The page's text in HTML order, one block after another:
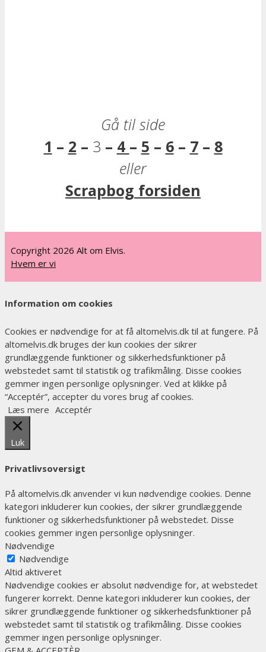
Gå til side
1 – 2 – 3 – 4 – 5 – 6– 7– 8
eller
Scrapbog forsiden
Copyright 2026 Alt om Elvis.
Hvem er vi
Information om cookies
Cookies er nødvendige for at få altomelvis.dk til at fungere. På
altomelvis.dk bruges der kun cookies der sikrer
grundlæggende funktioner og sikkerhedsfunktioner på
webstedet samt til statistik og trafikmåling. Disse cookies
gemmer ingen personlige oplysninger. Ved at klikke på
“Acceptér”, accepter du vores brug af cookies.
Læs mere Acceptér
Luk
Privatlivsoversigt
På altomelvis.dk anvender vi kun nødvendige cookies. Denne
kategori inkluderer kun cookies, der sikrer grundlæggende
funktioner og sikkerhedsfunktioner på webstedet. Disse
cookies gemmer ingen personlige oplysninger.
Nødvendige
Nødvendige
Altid aktiveret
Nødvendige cookies er absolut nødvendige for, at webstedet
fungerer korrekt. Denne kategori inkluderer kun cookies, der
sikrer grundlæggende funktioner og sikkerhedsfunktioner på
webstedet samt til statistik og trafikmåling. Disse cookies
gemmer ingen personlige oplysninger.